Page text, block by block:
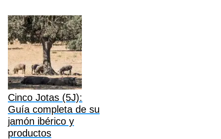
Cinco Jotas (5J):
Guía completa de su
jamón ibérico y
productos